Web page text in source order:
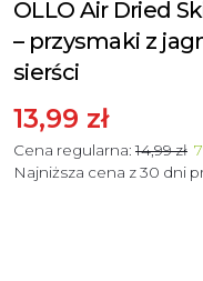
OLLO Air Dried
– przysmaki z
sierści
13,99 zł
Cena regularna: 14,99 zł 7
Najniższa cena z 30 dni